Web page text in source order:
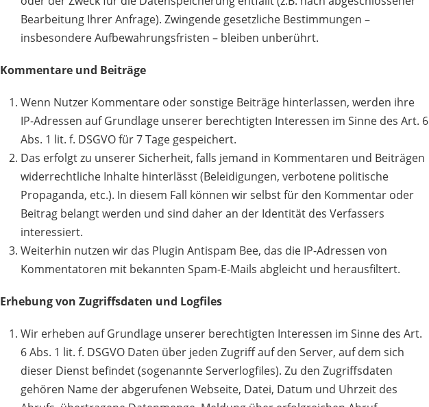
Bearbeitung Ihrer Anfrage). Zwingende gesetzliche Bestimmungen –
insbesondere Aufbewahrungsfristen – bleiben unberührt.
Kommentare und Beiträge
Wenn Nutzer Kommentare oder sonstige Beiträge hinterlassen, werden ihre
IP-Adressen auf Grundlage unserer berechtigten Interessen im Sinne des Art. 6
Abs. 1 lit. f. DSGVO für 7 Tage gespeichert.
Das erfolgt zu unserer Sicherheit, falls jemand in Kommentaren und Beiträgen
widerrechtliche Inhalte hinterlässt (Beleidigungen, verbotene politische
Propaganda, etc.). In diesem Fall können wir selbst für den Kommentar oder
Beitrag belangt werden und sind daher an der Identität des Verfassers
interessiert.
Weiterhin nutzen wir das Plugin Antispam Bee, das die IP-Adressen von
Kommentatoren mit bekannten Spam-E-Mails abgleicht und herausfiltert.
Erhebung von Zugriffsdaten und Logfiles
Wir erheben auf Grundlage unserer berechtigten Interessen im Sinne des Art.
6 Abs. 1 lit. f. DSGVO Daten über jeden Zugriff auf den Server, auf dem sich
dieser Dienst befindet (sogenannte Serverlogfiles). Zu den Zugriffsdaten
gehören Name der abgerufenen Webseite, Datei, Datum und Uhrzeit des